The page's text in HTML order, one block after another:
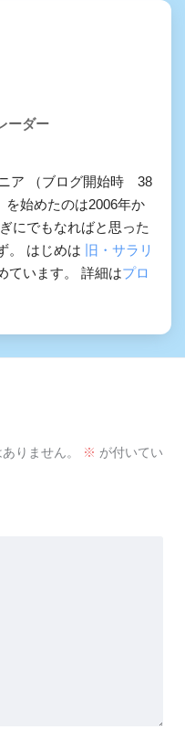
ーダー
ア （ブログ開始時 38
を始めたのは2006年か
にでもなればと思った
。 はじめは 旧・サラリ
ています。 詳細はプロ
りません。 ※ が付いてい